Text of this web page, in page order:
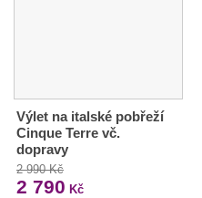
Výlet na italské pobřeží
Cinque Terre vč.
dopravy
2 990 Kč
2 790 Kč